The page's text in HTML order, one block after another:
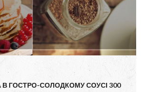
В ГОСТРО-СОЛОДКОМУ СОУСІ 300